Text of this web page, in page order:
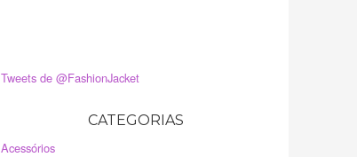
Tweets de @FashionJacket
CATEGORIAS
Acessórios